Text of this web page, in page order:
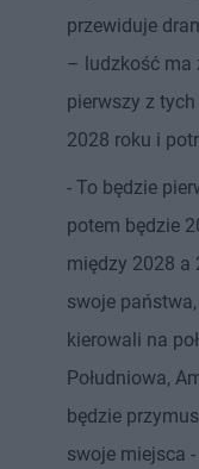
przewiduje
– ludzkość ma
pierwszy z
2028 roku i
- To będzie
potem będzie
między 2028 a
swoje
kierowali na
Południowa,
będzie
swoje miejsca